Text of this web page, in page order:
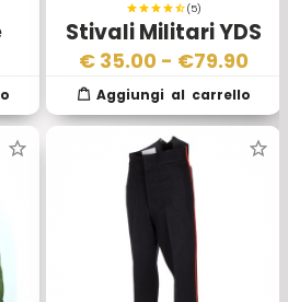
(5)
Stivali Militari YDS
Falcon Esercito
Inglese
€ 35.00 - €79.90